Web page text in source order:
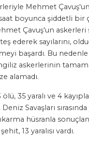
Mehmet Çavuş'un
saat boyunca şiddetli bir
Çavuş'un
ederek sayılarını,
başardı. Bu
askerlerinin
alamadı.
35 yaralı ve 4
Savaşları
hüsranla
13 yaralısı vardı.